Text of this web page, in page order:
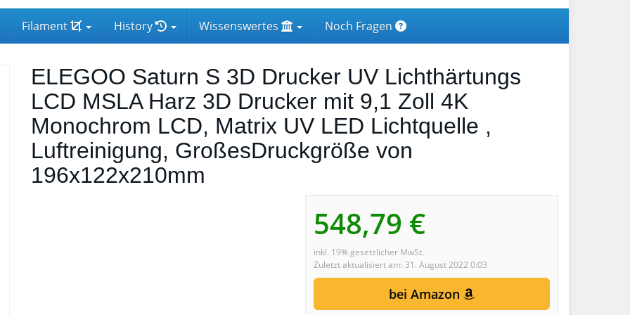
Filament History Wissenswertes Noch Fragen
ELEGOO Saturn S 3D Drucker UV Lichthärtungs
LCD MSLA Harz 3D Drucker mit 9,1 Zoll 4K
Monochrom LCD, Matrix UV LED Lichtquelle ,
Luftreinigung, GroßesDruckgröße von
196x122x210mm
548,79 €
inkl. 19% gesetzlicher MwSt.
Zuletzt aktualisiert am: 31. August 2022 0:03
bei Amazon